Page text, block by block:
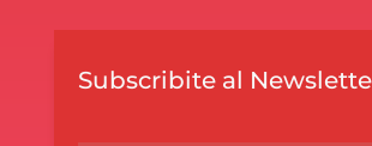
Subscribite al